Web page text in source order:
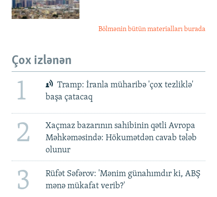
Bölmənin bütün materialları burada
Çox izlənən
1
Tramp: İranla müharibə 'çox tezliklə'
başa çatacaq
2
Xaçmaz bazarının sahibinin qətli Avropa
Məhkəməsində: Hökumətdən cavab tələb
olunur
3
Rüfət Səfərov: 'Mənim günahımdır ki, ABŞ
mənə mükafat verib?'